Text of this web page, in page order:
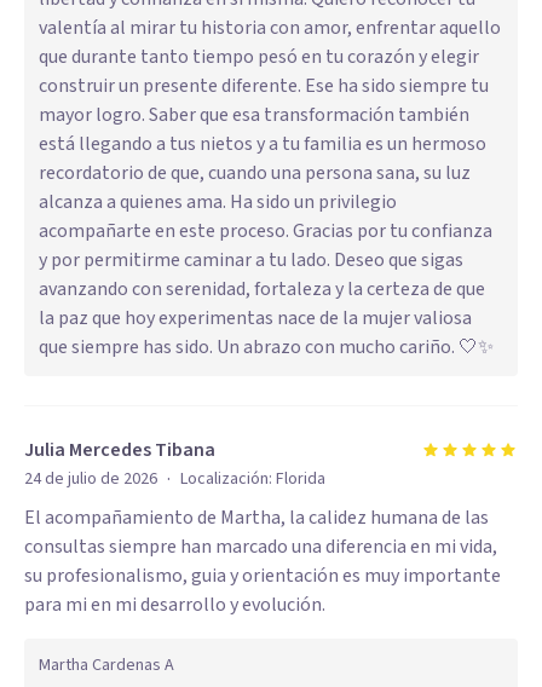
valentía al mirar tu historia con amor, enfrentar aquello
que durante tanto tiempo pesó en tu corazón y elegir
construir un presente diferente. Ese ha sido siempre tu
mayor logro. Saber que esa transformación también
está llegando a tus nietos y a tu familia es un hermoso
recordatorio de que, cuando una persona sana, su luz
alcanza a quienes ama. Ha sido un privilegio
acompañarte en este proceso. Gracias por tu confianza
y por permitirme caminar a tu lado. Deseo que sigas
avanzando con serenidad, fortaleza y la certeza de que
la paz que hoy experimentas nace de la mujer valiosa
que siempre has sido. Un abrazo con mucho cariño. 🤍✨
Julia Mercedes Tibana
24 de julio de 2026 · Localización: Florida
El acompañamiento de Martha, la calidez humana de las
consultas siempre han marcado una diferencia en mi vida,
su profesionalismo, guia y orientación es muy importante
para mi en mi desarrollo y evolución.
Martha Cardenas A